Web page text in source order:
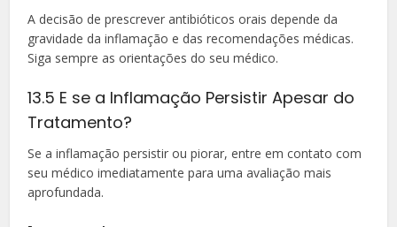
A decisão de prescrever antibióticos orais depende da
gravidade da inflamação e das recomendações médicas.
Siga sempre as orientações do seu médico.
13.5 E se a Inflamação Persistir Apesar do
Tratamento?
Se a inflamação persistir ou piorar, entre em contato com
seu médico imediatamente para uma avaliação mais
aprofundada.